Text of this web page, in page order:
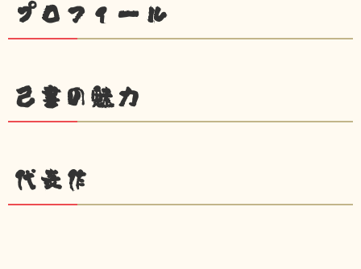
プロフィール
己書の魅力
代表作